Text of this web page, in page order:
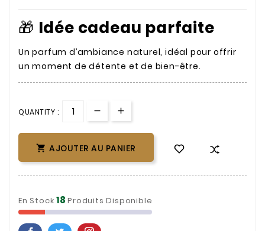
🎁 Idée cadeau parfaite
Un parfum d’ambiance naturel, idéal pour offrir
un moment de détente et de bien-être.
QUANTITY :
 AJOUTER AU PANIER
En Stock18Produits Disponible